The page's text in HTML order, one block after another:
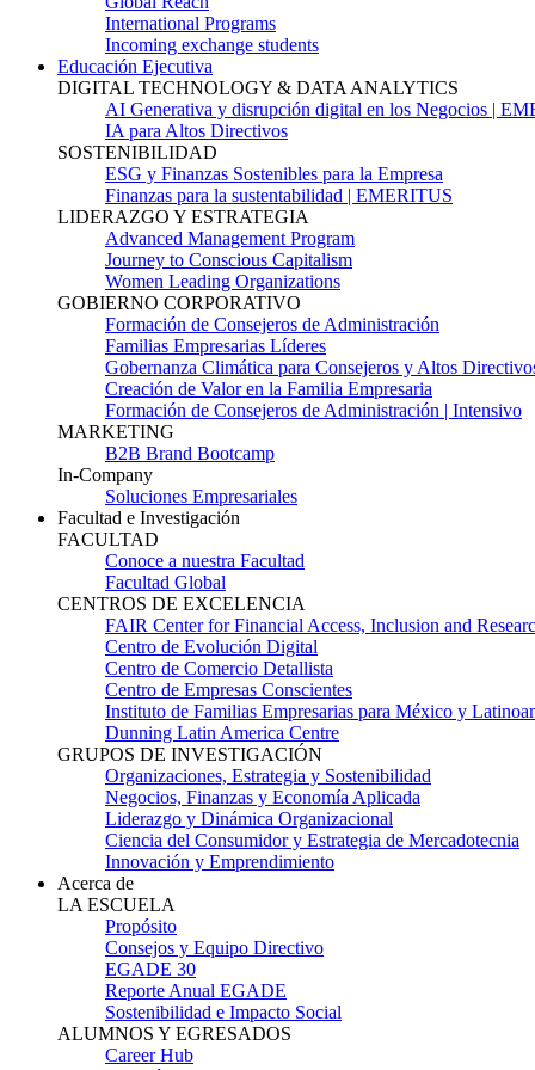
International Programs
Incoming exchange students
Educación Ejecutiva
DIGITAL TECHNOLOGY & DATA ANALYTICS
AI Generativa y disrupción digital en los Negocios |
IA para Altos Directivos
SOSTENIBILIDAD
ESG y Finanzas Sostenibles para la Empresa
Finanzas para la sustentabilidad | EMERITUS
LIDERAZGO Y ESTRATEGIA
Advanced Management Program
Journey to Conscious Capitalism
Women Leading Organizations
GOBIERNO CORPORATIVO
Formación de Consejeros de Administración
Familias Empresarias Líderes
Gobernanza Climática para Consejeros y Altos
Creación de Valor en la Familia Empresaria
Formación de Consejeros de Administración | Intensivo
MARKETING
B2B Brand Bootcamp
In-Company
Soluciones Empresariales
Facultad e Investigación
FACULTAD
Conoce a nuestra Facultad
Facultad Global
CENTROS DE EXCELENCIA
FAIR Center for Financial Access, Inclusion and
Centro de Evolución Digital
Centro de Comercio Detallista
Centro de Empresas Conscientes
Instituto de Familias Empresarias para México y
Dunning Latin America Centre
GRUPOS DE INVESTIGACIÓN
Organizaciones, Estrategia y Sostenibilidad
Negocios, Finanzas y Economía Aplicada
Liderazgo y Dinámica Organizacional
Ciencia del Consumidor y Estrategia de Mercadotecnia
Innovación y Emprendimiento
Acerca de
LA ESCUELA
Propósito
Consejos y Equipo Directivo
EGADE 30
Reporte Anual EGADE
Sostenibilidad e Impacto Social
ALUMNOS Y EGRESADOS
Career Hub